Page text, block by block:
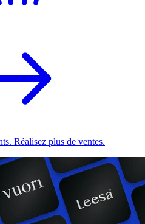
Réalisez plus de ventes.